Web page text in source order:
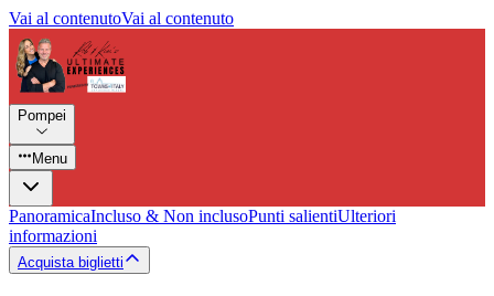
Vai al contenutoVai al contenuto
Pompei
Menu
PanoramicaIncluso & Non inclusoPunti salientiUlteriori
informazioni
Acquista biglietti